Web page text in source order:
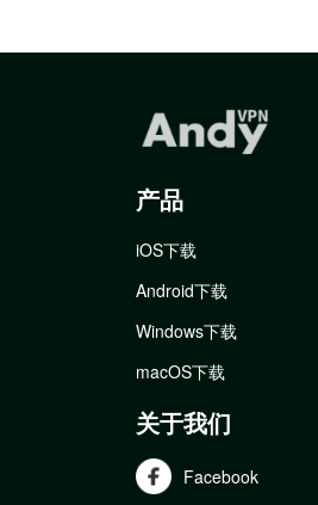
产品
iOS下载
Android下载
Windows下载
macOS下载
关于我们
Facebook